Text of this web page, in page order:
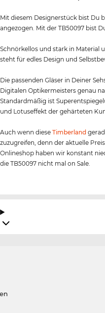
Mit diesem Designerstück bist Du
angezogen. Mit der TB50097 bist
Schnörkellos und stark in Material
steht für edles Design und
Die passenden Gläser in Deiner
Digitalen Optikermeisters genau
Standardmäßig ist
und Lotuseffekt der gehärteten
Auch wenn dieseTimberland
zuzugreifen, denn der aktuelle
Onlineshop haben wir konstant
die TB50097 nicht mal on Sale.